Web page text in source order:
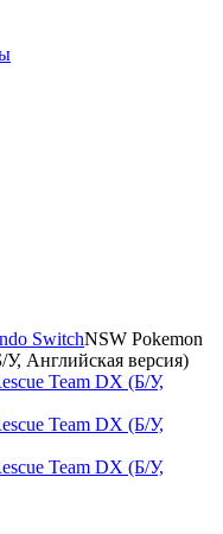
SwitchNSW Pokemon
Английская версия)